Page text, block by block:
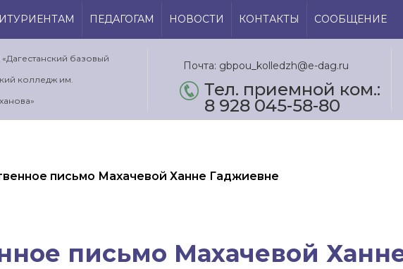
ПЕДАГОГАМ НОВОСТИ КОНТАКТЫ СООБЩЕНИЕ
базовый
колледж им.
Почта: gbpou_kolledzh@e-dag.ru
Тел. приемной ком.:
8 928 045-58-80
письмо Махачевой Ханне Гаджиевне
письмо Махачевой